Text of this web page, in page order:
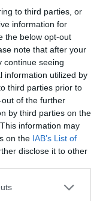
to third parties, or
information for
the below opt-out
note that after your
continue seeing
information utilized by
third parties prior to
of the further
by third parties on the
information may
on the IAB’s List of
disclose it to other
septembre 2021 - 19 h
51 min
des zones reculées
en tous cas
! Il faudrait une
concernant ce
a pas mal d’années
turbines liées garret